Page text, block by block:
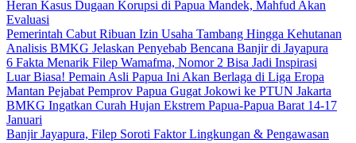
Heran Kasus Dugaan Korupsi di Papua Mandek, Mahfud Akan
Evaluasi
Pemerintah Cabut Ribuan Izin Usaha Tambang Hingga Kehutanan
Analisis BMKG Jelaskan Penyebab Bencana Banjir di Jayapura
6 Fakta Menarik Filep Wamafma, Nomor 2 Bisa Jadi Inspirasi
Luar Biasa! Pemain Asli Papua Ini Akan Berlaga di Liga Eropa
Mantan Pejabat Pemprov Papua Gugat Jokowi ke PTUN Jakarta
BMKG Ingatkan Curah Hujan Ekstrem Papua-Papua Barat 14-17
Januari
Banjir Jayapura, Filep Soroti Faktor Lingkungan & Pengawasan